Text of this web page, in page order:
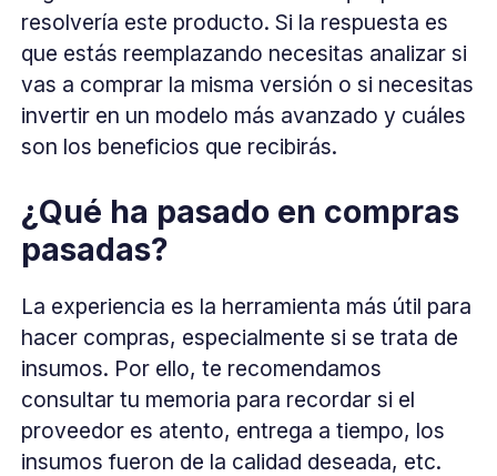
resolvería este producto. Si la respuesta es
que estás reemplazando necesitas analizar si
vas a comprar la misma versión o si necesitas
invertir en un modelo más avanzado y cuáles
son los beneficios que recibirás.
¿Qué ha pasado en compras
pasadas?
La experiencia es la herramienta más útil para
hacer compras, especialmente si se trata de
insumos. Por ello, te recomendamos
consultar tu memoria para recordar si el
proveedor es atento, entrega a tiempo, los
insumos fueron de la calidad deseada, etc.